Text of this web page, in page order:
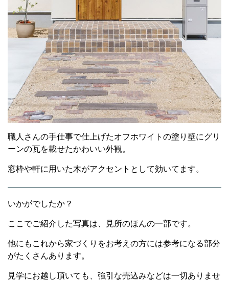
職人さんの手仕事で仕上げたオフホワイトの塗り壁にグリ
ーンの瓦を載せたかわいい外観。
窓枠や軒に用いた木がアクセントとして効いてます。
いかがでしたか？
ここでご紹介した写真は、見所のほんの一部です。
他にもこれから家づくりをお考えの方には参考になる部分
がたくさんあります。
見学にお越し頂いても、強引な売込みなどは一切ありませ